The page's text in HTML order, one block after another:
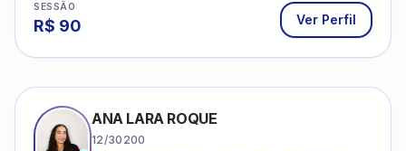
SESSÃO
R$ 90 Ver Perfil
ANA LARA ROQUE
12/30200